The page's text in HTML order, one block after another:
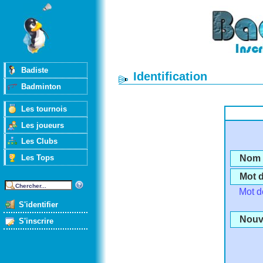
Badiste
Badminton
Les tournois
Les joueurs
Les Clubs
Les Tops
S'identifier
S'inscrire
Identification
Mot
Mot